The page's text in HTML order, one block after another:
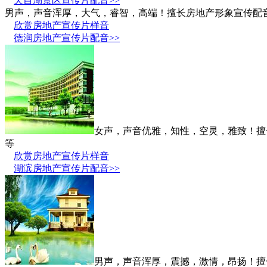
男声，声音浑厚，大气，睿智，高端！擅长房地产形象宣传配
欣赏房地产宣传片样音
德润房地产宣传片配音>>
女声，声音优雅，知性，空灵，雅致！
等
欣赏房地产宣传片样音
湖滨房地产宣传片配音>>
男声，声音浑厚，震撼，激情，昂扬！